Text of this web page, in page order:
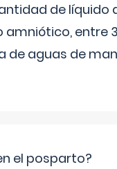
de líquido
entre
de aguas de
el posparto?